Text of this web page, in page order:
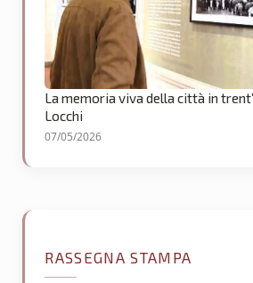
La memoria viva della città in
Locchi
07/05/2026
RASSEGNA STAMPA